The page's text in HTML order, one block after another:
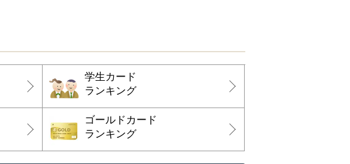
学生カード
ランキング
ゴールドカード
ランキング